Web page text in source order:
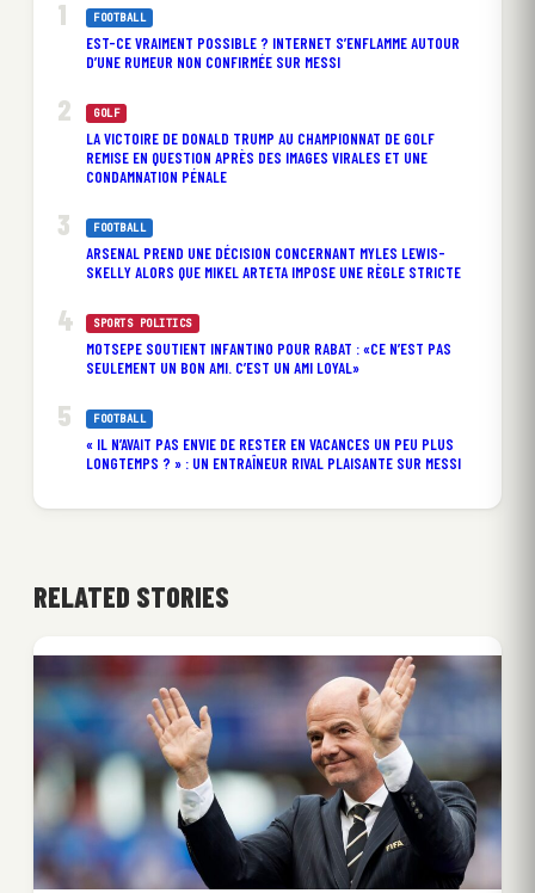
FOOTBALL
EST-CE VRAIMENT POSSIBLE ? INTERNET S’ENFLAMME AUTOUR
D’UNE RUMEUR NON CONFIRMÉE SUR MESSI
GOLF
LA VICTOIRE DE DONALD TRUMP AU CHAMPIONNAT DE GOLF
REMISE EN QUESTION APRÈS DES IMAGES VIRALES ET UNE
CONDAMNATION PÉNALE
FOOTBALL
ARSENAL PREND UNE DÉCISION CONCERNANT MYLES LEWIS-
SKELLY ALORS QUE MIKEL ARTETA IMPOSE UNE RÈGLE STRICTE
SPORTS POLITICS
MOTSEPE SOUTIENT INFANTINO POUR RABAT : «CE N’EST PAS
SEULEMENT UN BON AMI. C’EST UN AMI LOYAL»
FOOTBALL
« IL N’AVAIT PAS ENVIE DE RESTER EN VACANCES UN PEU PLUS
LONGTEMPS ? » : UN ENTRAÎNEUR RIVAL PLAISANTE SUR MESSI
RELATED STORIES